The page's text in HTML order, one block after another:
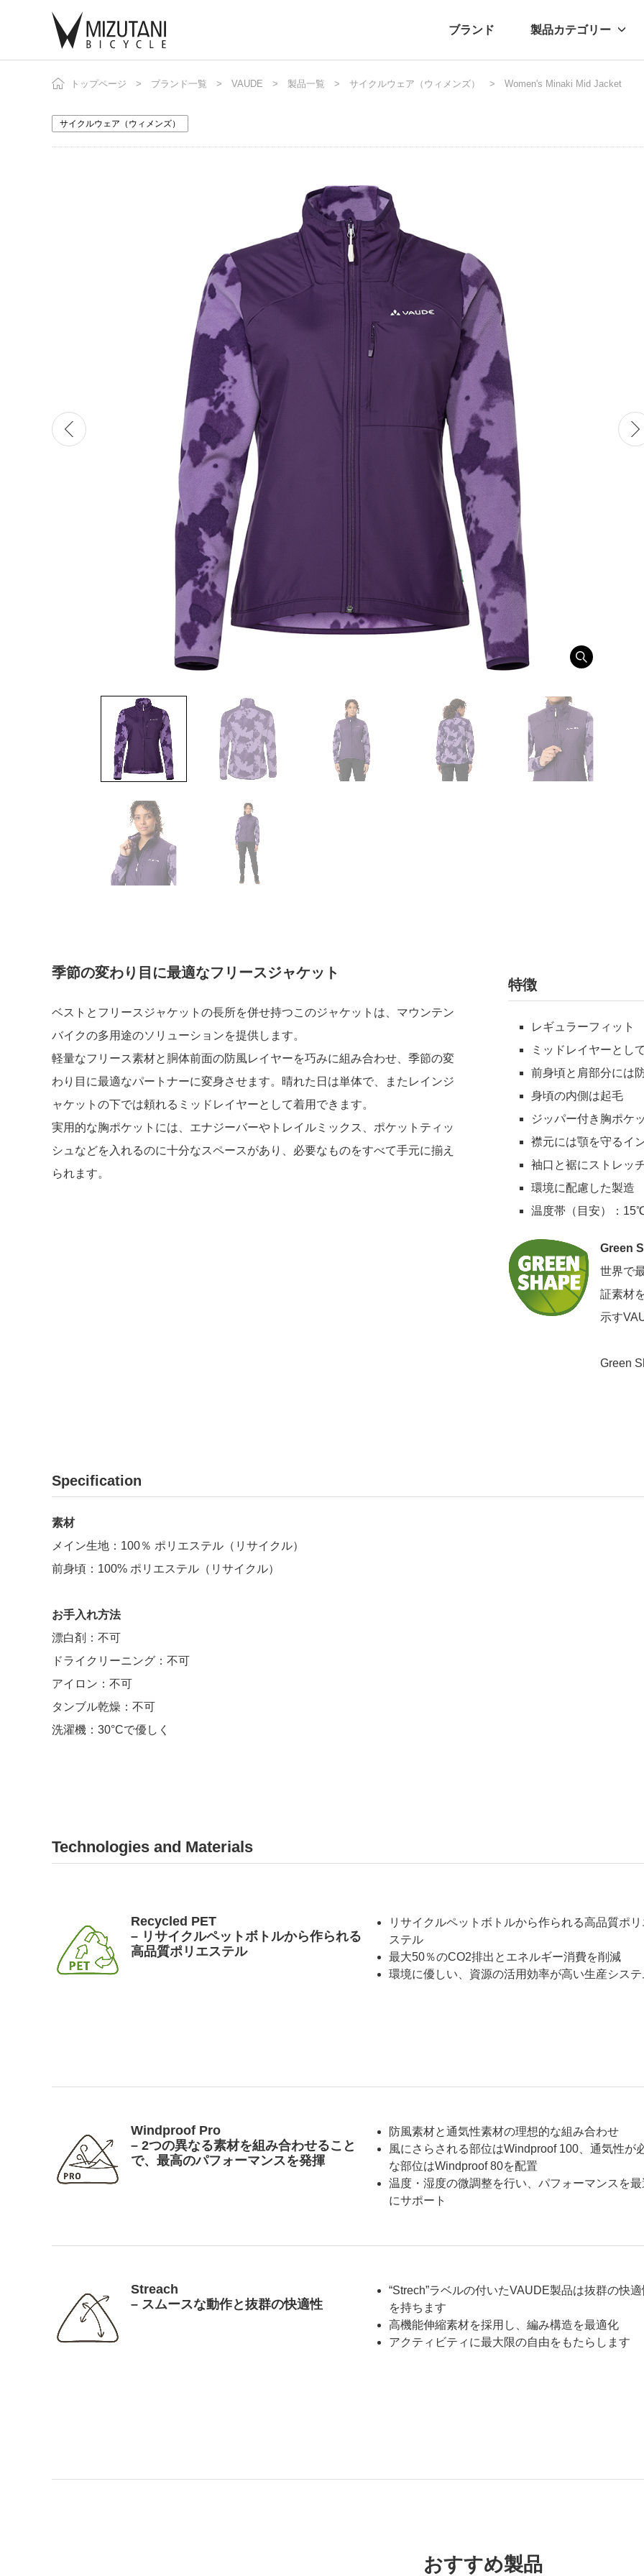
ブランド 製品カテゴリー
自転車 自転車パーツ アクセサリー アパ
ニュース プレスリリース ブログ ムー
トップページ ブランド一覧 VAUDE 製品一覧 サイクルウェア（ウィメンズ） Women's Minaki Mid Jacket
サイクルウェア（ウィメンズ）
季節の変わり目に最適なフリースジャケット
ベストとフリースジャケットの長所を併せ持つこのジャケットは、マウンテン
バイクの多用途のソリューションを提供します。
軽量なフリース素材と胴体前面の防風レイヤーを巧みに組み合わせ、季節の変
わり目に最適なパートナーに変身させます。晴れた日は単体で、またレインジ
ャケットの下では頼れるミッドレイヤーとして着用できます。
実用的な胸ポケットには、エナジーバーやトレイルミックス、ポケットティッ
シュなどを入れるのに十分なスペースがあり、必要なものをすべて手元に揃え
られます。
特徴
レギュラーフィット
ミッドレイヤーとし
前身頃と肩部分には
身頃の内側は起毛
ジッパー付き胸ポケ
襟元には顎を守るイ
袖口と裾にストレッ
環境に配慮した製造
温度帯（目安）：
Green
世界で
証素材
示す
Green
Specification
素材
メイン生地：100％ ポリエステル（リサイクル）
前身頃：100% ポリエステル（リサイクル）
お手入れ方法
漂白剤：不可
ドライクリーニング：不可
アイロン：不可
タンブル乾燥：不可
洗濯機： 30°Cで優しく
Technologies and Materials
Recycled PET
– リサイクルペットボトルから作られる
高品質ポリエステル
リサイクルペットボトルから作られる高品質ポリ
ステル
最大50％のCO2排出とエネルギー消費を削減
環境に優しい、資源の活用効率が高い生産システ
Windproof Pro
– 2つの異なる素材を組み合わせること
で、最高のパフォーマンスを発揮
防風素材と通気性素材の理想的な組み合わせ
風にさらされる部位はWindproof 100、通気性が
な部位はWindproof 80を配置
温度・湿度の微調整を行い、パフォーマンスを最
にサポート
Streach
– スムースな動作と抜群の快適性
“Strech”ラベルの付いたVAUDE製品は抜群の快
を持ちます
高機能伸縮素材を採用し、編み構造を最適化
アクティビティに最大限の自由をもたらします
おすすめ製品